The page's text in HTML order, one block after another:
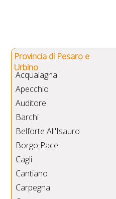
Provincia di Pesaro e
Urbino
Acqualagna
Apecchio
Auditore
Barchi
Belforte All'Isauro
Borgo Pace
Cagli
Cantiano
Carpegna